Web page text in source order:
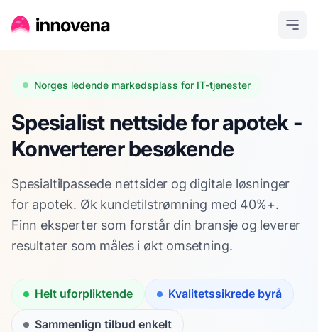
Norges ledende markedsplass for IT-tjenester
Spesialist nettside for apotek -
Konverterer besøkende
Spesialtilpassede nettsider og digitale løsninger
for apotek. Øk kundetilstrømning med 40%+.
Finn eksperter som forstår din bransje og leverer
resultater som måles i økt omsetning.
Helt uforpliktende Kvalitetssikrede byrå
Sammenlign tilbud enkelt